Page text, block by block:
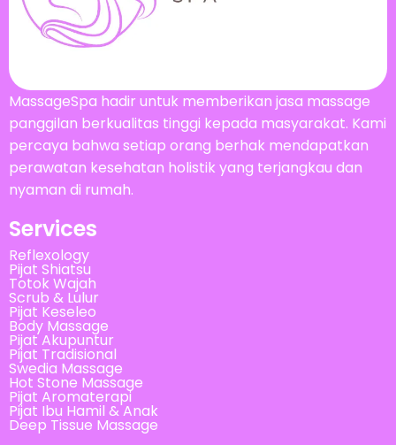
MassageSpa hadir untuk memberikan jasa massage
panggilan berkualitas tinggi kepada masyarakat. Kami
percaya bahwa setiap orang berhak mendapatkan
perawatan kesehatan holistik yang terjangkau dan
nyaman di rumah.
Services
Reflexology
Pijat Shiatsu
Totok Wajah
Scrub & Lulur
Pijat Keseleo
Body Massage
Pijat Akupuntur
Pijat Tradisional
Swedia Massage
Hot Stone Massage
Pijat Aromaterapi
Pijat Ibu Hamil & Anak
Deep Tissue Massage